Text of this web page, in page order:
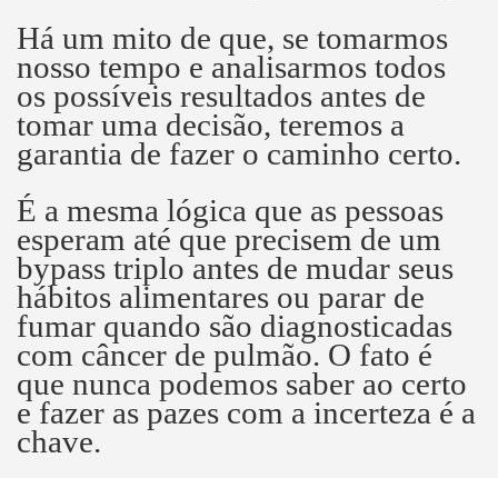
Há um mito de que, se tomarmos
nosso tempo e analisarmos todos
os possíveis resultados antes de
tomar uma decisão, teremos a
garantia de fazer o caminho certo.
É a mesma lógica que as pessoas
esperam até que precisem de um
bypass triplo antes de mudar seus
hábitos alimentares ou parar de
fumar quando são diagnosticadas
com câncer de pulmão. O fato é
que nunca podemos saber ao certo
e fazer as pazes com a incerteza é a
chave.